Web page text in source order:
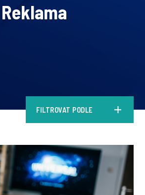
Reklama
FILTROVAT PODLE